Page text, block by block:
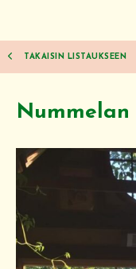
TAKAISIN LISTAUKSEEN